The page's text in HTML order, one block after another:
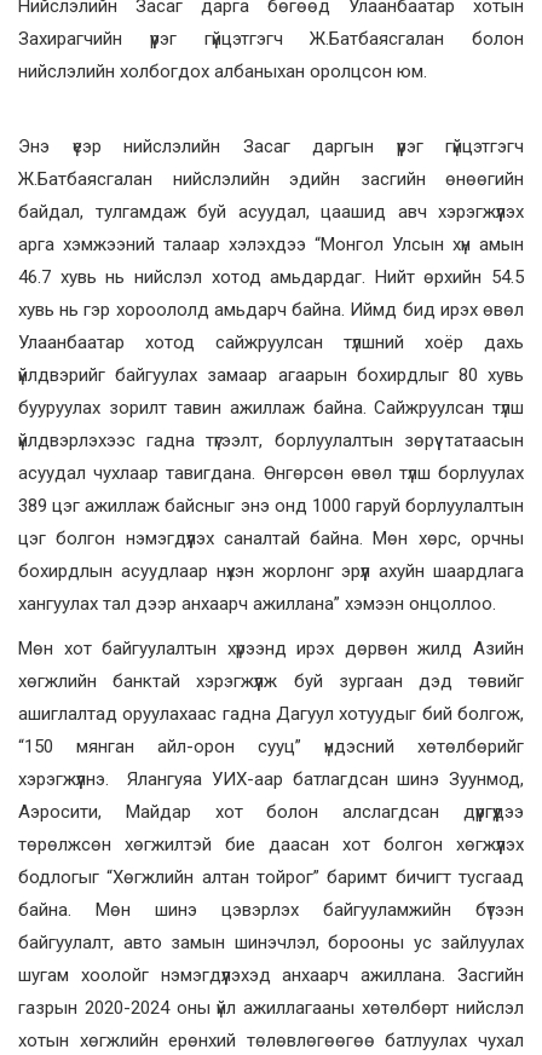
Нийслэлийн Засаг дарга бөгөөд Улаанбаатар хотын
Захирагчийн үүрэг гүйцэтгэгч Ж.Батбаясгалан болон
нийслэлийн холбогдох албаныхан оролцсон юм.
Энэ үеэр нийслэлийн Засаг даргын үүрэг гүйцэтгэгч
Ж.Батбаясгалан нийслэлийн эдийн засгийн өнөөгийн
байдал, тулгамдаж буй асуудал, цаашид авч хэрэгжүүлэх
арга хэмжээний талаар хэлэхдээ “Монгол Улсын хүн амын
46.7 хувь нь нийслэл хотод амьдардаг. Нийт өрхийн 54.5
хувь нь гэр хороололд амьдарч байна. Иймд бид ирэх өвөл
Улаанбаатар хотод сайжруулсан түлшний хоёр дахь
үйлдвэрийг байгуулах замаар агаарын бохирдлыг 80 хувь
бууруулах зорилт тавин ажиллаж байна. Сайжруулсан түлш
үйлдвэрлэхээс гадна түгээлт, борлуулалтын зөрүү татаасын
асуудал чухлаар тавигдана. Өнгөрсөн өвөл түлш борлуулах
389 цэг ажиллаж байсныг энэ онд 1000 гаруй борлуулалтын
цэг болгон нэмэгдүүлэх саналтай байна. Мөн хөрс, орчны
бохирдлын асуудлаар нүхэн жорлонг эрүүл ахуйн шаардлага
хангуулах тал дээр анхаарч ажиллана” хэмээн онцоллоо.
Мөн хот байгуулалтын хүрээнд ирэх дөрвөн жилд Азийн
хөгжлийн банктай хэрэгжүүлж буй зургаан дэд төвийг
ашиглалтад оруулахаас гадна Дагуул хотуудыг бий болгож,
“150 мянган айл-орон сууц” үндэсний хөтөлбөрийг
хэрэгжүүлнэ. Ялангуяа УИХ-аар батлагдсан шинэ Зуунмод,
Аэросити, Майдар хот болон алслагдсан дүүргүүдээ
төрөлжсөн хөгжилтэй бие даасан хот болгон хөгжүүлэх
бодлогыг “Хөгжлийн алтан тойрог” баримт бичигт тусгаад
байна. Мөн шинэ цэвэрлэх байгууламжийн бүтээн
байгуулалт, авто замын шинэчлэл, борооны ус зайлуулах
шугам хоолойг нэмэгдүүлэхэд анхаарч ажиллана. Засгийн
газрын 2020-2024 оны үйл ажиллагааны хөтөлбөрт нийслэл
хотын хөгжлийн ерөнхий төлөвлөгөөгөө батлуулах чухал